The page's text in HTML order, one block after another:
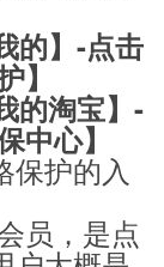
的】-点击
】
的淘宝】-
中心】
保护的入
员，是点